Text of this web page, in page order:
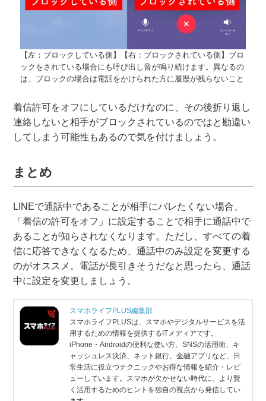
【左：ブロックしている側】【右：ブロックされている側】ブロ
ックをされている場合にも呼び出し音が鳴り続けます。異なるの
は、ブロックの場合は電話をかけられた方に履歴が残らないこと
着信許可をオフにしているだけなのに、その後折り返し
連絡しないと相手がブロックされているのではと勘違い
してしまう可能性もあるので気を付けましょう。
まとめ
LINEで通話中であることが相手にバレたくない場合、
「着信の許可をオフ」に設定することで相手に通話中で
あることが知らされなくなります。ただし、すべての着
信に応答できなくなるため、通話中のみ設定を変更する
のがオススメ。電話が長引きそうだなと思ったら、通話
中に設定を変更しましょう。
スマホライフPLUS編集部
スマホライフPLUSは、スマホやデジタルサービスを活
用するための情報を提供するITメディアです。
iPhone・Androidの便利な使い方、SNSの活用術、キ
ャッシュレス決済、ネット銀行、金融アプリなど、日
常生活に役立つテクニックやお得な情報を紹介・レビ
ューしています。スマホが欠かせない時代に、より賢
く活用するためのヒントを独自の視点から発信してい